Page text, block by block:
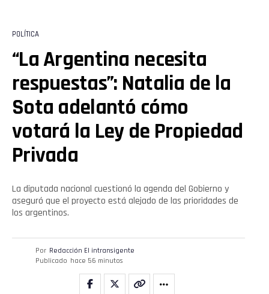
POLÍTICA
“La Argentina necesita
respuestas”: Natalia de la
Sota adelantó cómo
votará la Ley de Propiedad
Privada
La diputada nacional cuestionó la agenda del Gobierno y
aseguró que el proyecto está alejado de las prioridades de
los argentinos.
Por Redacción El intransigente
Publicado hace 56 minutos